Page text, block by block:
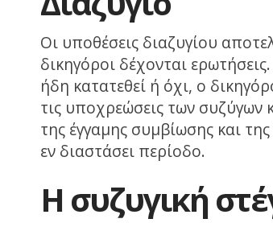
Οι υποθέσεις διαζυγίου
δικηγόροι δέχονται
ήδη κατατεθεί ή όχι, ο
τις υποχρεώσεις των συζύγων
της έγγαμης συμβίωσης και
εν διαστάσει περίοδο.
Η συζυγική